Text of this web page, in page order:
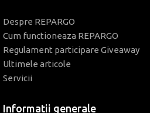
Despre REPARGO
Cum functioneaza REPARGO
Regulament participare Giveaway
Ultimele articole
Servicii
Informatii generale